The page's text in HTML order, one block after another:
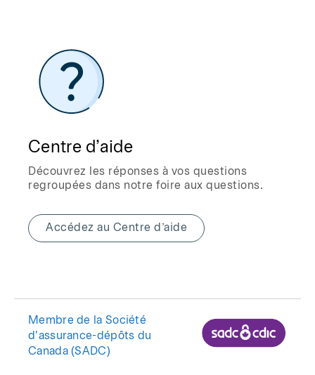
Centre d’aide
Découvrez les réponses à vos questions
regroupées dans notre foire aux questions.
Accédez au Centre d’aide
Membre de la Société
d'assurance-dépôts du
Canada (SADC)